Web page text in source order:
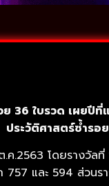
36 ใบรวด เผยปี
ประวัติศาสตร์ซ้ำรอ
.2563 โดยรางวั
และ 594 ส่วนร